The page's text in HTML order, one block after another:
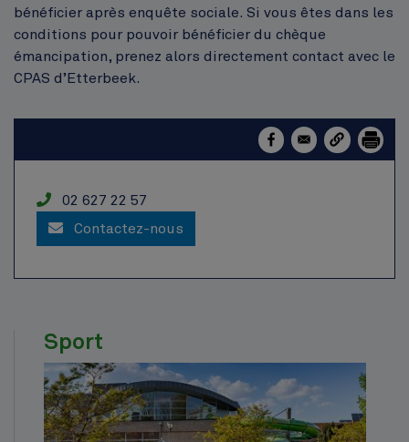
bénéficier après enquête sociale. Si vous êtes dans les
conditions pour pouvoir bénéficier du chèque
émancipation, prenez alors directement contact avec le
CPAS d’Etterbeek.
ServiceTéléphone
02 627 22 57
Contactez-nous
Sport